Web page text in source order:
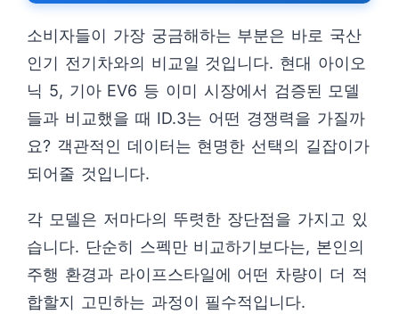
소비자들이 가장 궁금해하는 부분은 바로 국산
인기 전기차와의 비교일 것입니다. 현대 아이오
닉 5, 기아 EV6 등 이미 시장에서 검증된 모델
들과 비교했을 때 ID.3는 어떤 경쟁력을 가질까
요? 객관적인 데이터는 현명한 선택의 길잡이가
되어줄 것입니다.
각 모델은 저마다의 뚜렷한 장단점을 가지고 있
습니다. 단순히 스펙만 비교하기보다는, 본인의
주행 환경과 라이프스타일에 어떤 차량이 더 적
합할지 고민하는 과정이 필수적입니다.